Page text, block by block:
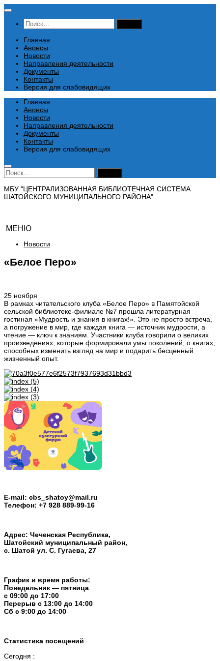
Перейти
содержимому
Найти:
Главная
Анонсы
Новости
Направления деятельности
Документы
Контакты
Версия для слабовидящих
Главная
Анонсы
Новости
Направления деятельности
Документы
Контакты
Версия для слабовидящих
Найти:
МБУ "ЦЕНТРАЛИЗОВАННАЯ БИБЛИОТЕЧНАЯ СИСТЕМА
ШАТОЙСКОГО МУНИЦИПАЛЬНОГО РАЙОНА"
МЕНЮ
Новости
«Белое Перо»
25 ноября
В рамках читательского клуба «Белое Перо» в Памятойской
сельской библиотеке-филиале №7 прошла литературная
гостиная «Мудрость и знания в книгах!». Это не просто встреча,
а погружение в мир, где каждая книга — источник мудрости, а
чтение — ключ к знаниям. Участники клуба говорили о великих
произведениях, которые формировали умы поколений, о книгах,
способных изменить взгляд на мир и подарить бесценный
жизненный опыт.
E-mail: cbs_shatoy@mail.ru
Телефон: +7 928 889-99-16
Адрес: Чеченская Республика,
Шатойский муниципальный район,
с. Шатой ул. С. Гугаева, 27
График и время работы:
Понедельник — пятница
с 09:00 до 17:00
Перерыв c 13:00 до 14:00
Cб с 9:00 до 14:00
Статистика посещений
Сегодня :